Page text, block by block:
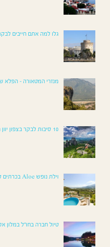
גלו למה אתם חייבים
מנזרי המטאורה – הפלא של
10 סיבות לבקר בצפון יוון הקסומה
וילת נופש Aloe בכרתים ליד הים למשפחות ולזוגות
טיול חברה בחו"ל במלון